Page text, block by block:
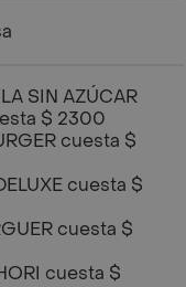
SIN AZÚCAR
$ 2300
cuesta $
cuesta $
cuesta $
cuesta $